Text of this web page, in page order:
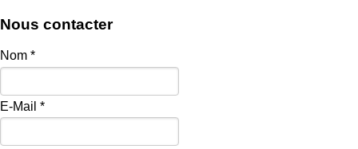
Nous contacter
Nom *
E-Mail *